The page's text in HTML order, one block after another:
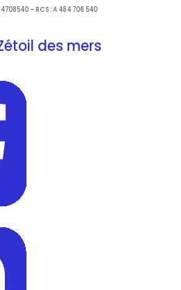
– RCS : A 484 708 540
des mers